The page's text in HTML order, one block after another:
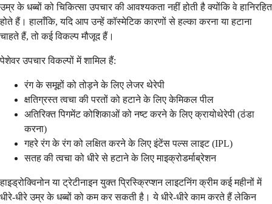
उम्र के धब्बों को चिकित्सा उपचार की आवश्यकता नहीं होती है क्योंकि वे हानिरहित
होते हैं। हालाँकि, यदि आप उन्हें कॉस्मेटिक कारणों से हल्का करना या हटाना
चाहते हैं, तो कई विकल्प मौजूद हैं।
पेशेवर उपचार विकल्पों में शामिल हैं:
रंग के समूहों को तोड़ने के लिए लेजर थेरेपी
क्षतिग्रस्त त्वचा की परतों को हटाने के लिए केमिकल पील
अतिरिक्त पिगमेंट कोशिकाओं को नष्ट करने के लिए क्रायोथेरेपी (ठंडा
करना)
गहरे रंग के रंग को लक्षित करने के लिए इंटेंस पल्स लाइट (IPL)
सतह की त्वचा को धीरे से हटाने के लिए माइक्रोडर्माब्रेशन
हाइड्रोक्विनोन या ट्रेटीनाइन युक्त प्रिस्क्रिप्शन लाइटनिंग क्रीम कई महीनों में
धीरे-धीरे उम्र के धब्बों को कम कर सकती है। ये धीरे-धीरे काम करते हैं लेकिन